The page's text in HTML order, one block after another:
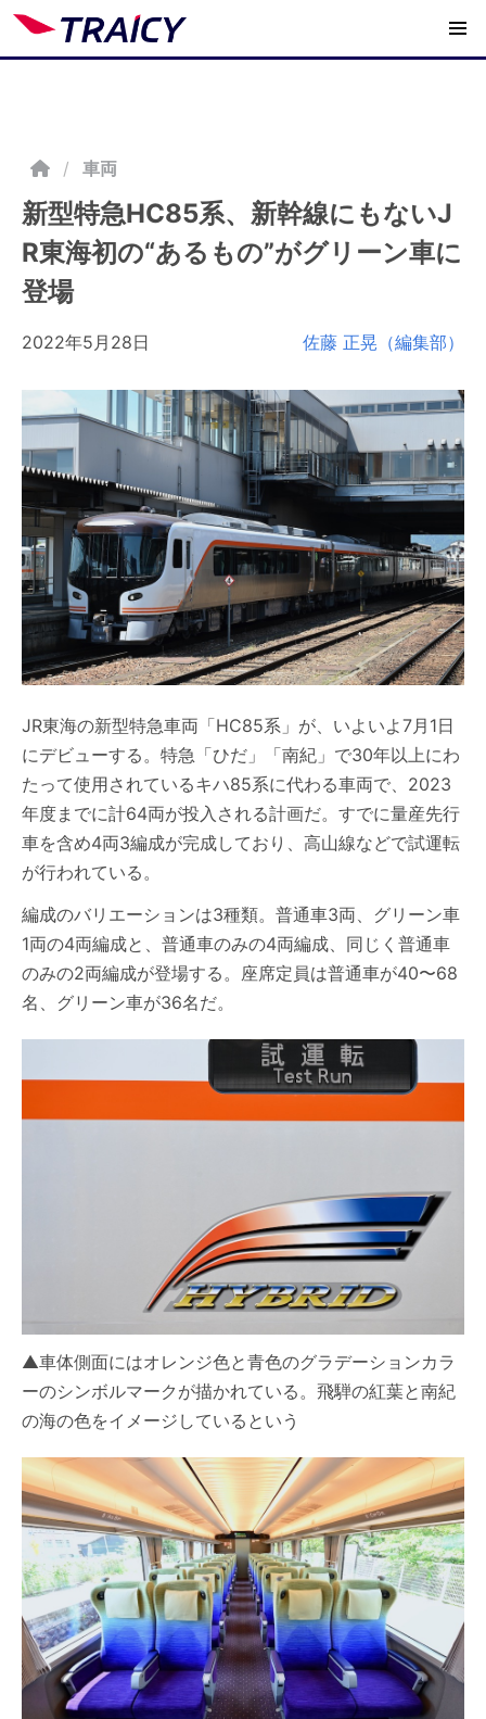
/ 車両
新型特急HC85系、新幹線にもないJ
R東海初の“あるもの”がグリーン車に
登場
2022年5月28日 佐藤 正晃（編集部）
JR東海の新型特急車両「HC85系」が、いよいよ7月1日
にデビューする。特急「ひだ」「南紀」で30年以上にわ
たって使用されているキハ85系に代わる車両で、2023
年度までに計64両が投入される計画だ。すでに量産先行
車を含め4両3編成が完成しており、高山線などで試運転
が行われている。
編成のバリエーションは3種類。普通車3両、グリーン車
1両の4両編成と、普通車のみの4両編成、同じく普通車
のみの2両編成が登場する。座席定員は普通車が40〜68
名、グリーン車が36名だ。
▲車体側面にはオレンジ色と青色のグラデーションカラ
ーのシンボルマークが描かれている。飛騨の紅葉と南紀
の海の色をイメージしているという